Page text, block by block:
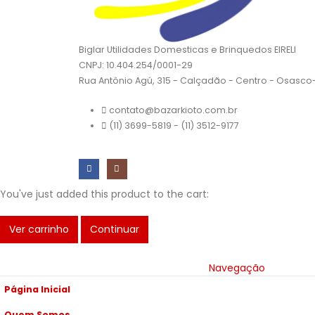
Biglar Utilidades Domesticas e Brinquedos EIRELI
CNPJ: 10.404.254/0001-29
Rua Antônio Agú, 315 - Calçadão - Centro -
contato@bazarkioto.com.br
(11) 3699-5819 - (11) 3512-9177
You've just added this product to the cart:
Ver carrinho Continuar
Navegação
Página Inicial